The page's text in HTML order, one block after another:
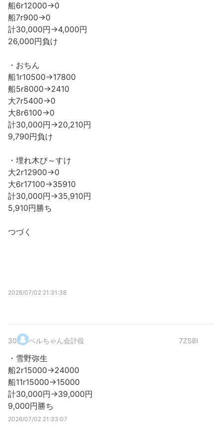
船6r12000→0
船7r900→0
計30,000円→4,000円
26,000円負け
・おちん
船1r10500→17800
船5r8000→2410
大7r5400→0
大8r6100→0
計30,000円→20,210円
9,790円負け
・埋れ木ぴ～すけ
大2r12900→0
大6r17100→35910
計30,000円→35,910円
5,910円勝ち
つづく
2026/07/02 21:31:38
30. ベルちゃん会計役 7ZS8I
・雪野弥生
船2r15000→24000
船11r15000→15000
計30,000円→39,000円
9,000円勝ち
2026/07/02 21:33:07